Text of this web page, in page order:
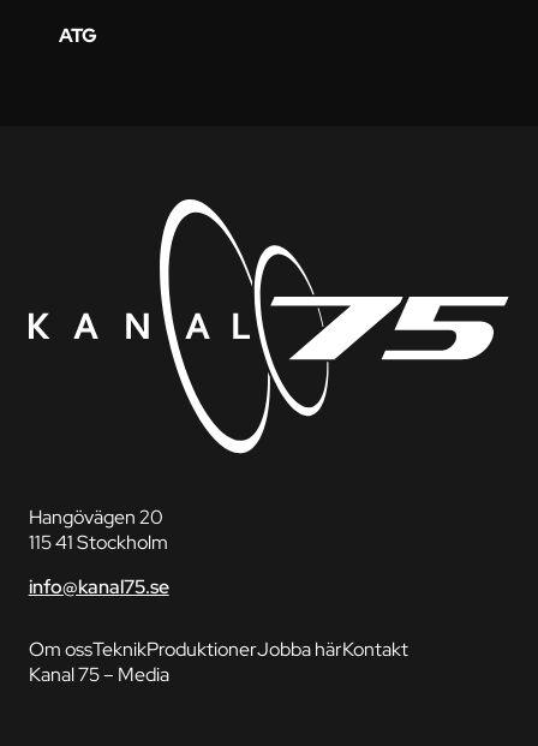
ATG
Hangövägen 20
115 41 Stockholm
info@kanal75.se
Om ossTeknikProduktionerJobba härKontakt
Kanal 75 – Media